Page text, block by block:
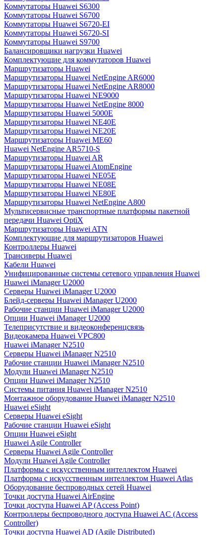
Коммутаторы Huawei S6300
Коммутаторы Huawei S6700
Коммутаторы Huawei S6720-EI
Коммутаторы Huawei S6720-SI
Коммутаторы Huawei S9700
Балансировщики нагрузки Huawei
Комплектующие для коммутаторов Huawei
Маршрутизаторы Huawei
Маршрутизаторы Huawei NetEngine AR6000
Маршрутизаторы Huawei NetEngine AR8000
Маршрутизаторы Huawei NE9000
Маршрутизаторы Huawei NetEngine 8000
Маршрутизаторы Huawei 5000E
Маршрутизаторы Huawei NE40E
Маршрутизаторы Huawei NE20E
Маршрутизаторы Huawei ME60
Huawei NetEngine AR5710-S
Маршрутизаторы Huawei AR
Маршрутизаторы Huawei AtomEngine
Маршрутизаторы Huawei NE05E
Маршрутизаторы Huawei NE08E
Маршрутизаторы Huawei NE80E
Маршрутизаторы Huawei NetEngine A800
Мультисервисные транспортные платформы пакетной
передачи Huawei OptiX
Маршрутизаторы Huawei ATN
Комплектующие для маршрутизаторов Huawei
Контроллеры Huawei
Трансиверы Huawei
Кабели Huawei
Унифицированные системы сетевого управления Huawei
Huawei iManager U2000
Серверы Huawei iManager U2000
Блейд-серверы Huawei iManager U2000
Рабочие станции Huawei iManager U2000
Опции Huawei iManager U2000
Телеприсутствие и видеоконференцсвязь
Видеокамера Huawei VPC800
Huawei iManager N2510
Серверы Huawei iManager N2510
Рабочие станции Huawei iManager N2510
Модули Huawei iManager N2510
Опции Huawei iManager N2510
Системы питания Huawei iManager N2510
Монтажное оборудование Huawei iManager N2510
Huawei eSight
Серверы Huawei eSight
Рабочие станции Huawei eSight
Опции Huawei eSight
Huawei Agile Controller
Серверы Huawei Agile Controller
Модули Huawei Agile Controller
Платформы с искусственным интеллектом Huawei
Платформа с искусственным интеллектом Huawei Atlas
Оборудование беспроводных сетей Huawei
Точки доступа Huawei AirEngine
Точки доступа Huawei AP (Access Point)
Контроллеры беспроводного доступа Huawei AC (Access
Controller)
Точки доступа Huawei AD (Agile Distributed)